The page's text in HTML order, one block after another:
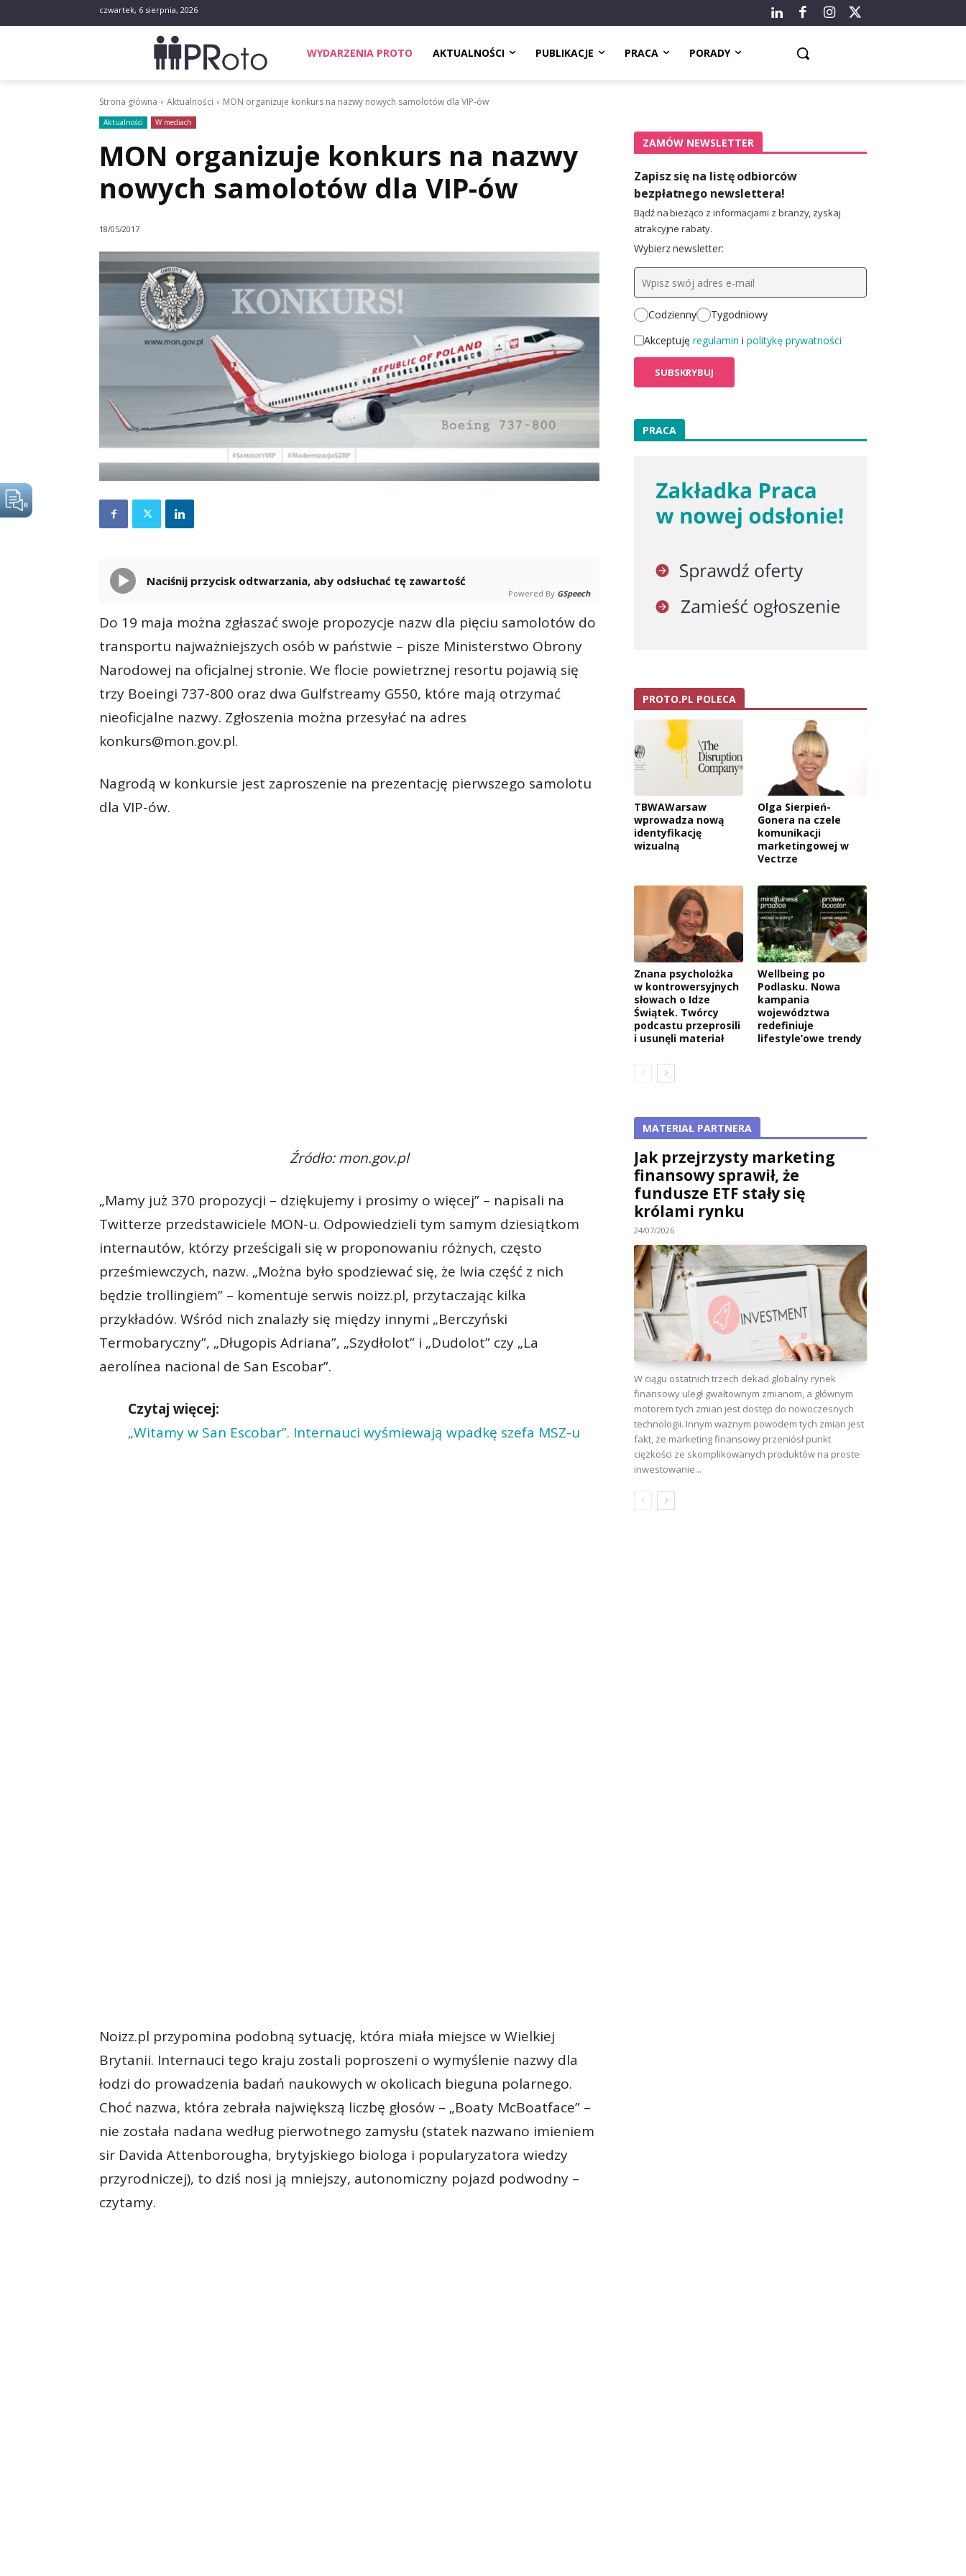
czwartek, 6 sierpnia, 2026
WYDARZENIA PROTO AKTUALNOŚCI PUBLIKACJE PRACA PORADY
Strona główna Aktualności MON organizuje konkurs na nazwy nowych samolotów dla VIP-ów
Aktualności W mediach
MON organizuje konkurs na nazwy
nowych samolotów dla VIP-ów
18/05/2017
Naciśnij przycisk odtwarzania, aby odsłuchać tę zawartość
Powered By GSpeech
Do 19 maja można zgłaszać swoje propozycje nazw dla pięciu samolotów do
transportu najważniejszych osób w państwie – pisze Ministerstwo Obrony
Narodowej na oficjalnej stronie. We flocie powietrznej resortu pojawią się
trzy Boeingi 737-800 oraz dwa Gulfstreamy G550, które mają otrzymać
nieoficjalne nazwy. Zgłoszenia można przesyłać na adres
konkurs@mon.gov.pl.
Nagrodą w konkursie jest zaproszenie na prezentację pierwszego samolotu
dla VIP-ów.
Źródło: mon.gov.pl
„Mamy już 370 propozycji – dziękujemy i prosimy o więcej” – napisali na
Twitterze przedstawiciele MON-u. Odpowiedzieli tym samym dziesiątkom
internautów, którzy prześcigali się w proponowaniu różnych, często
prześmiewczych, nazw. „Można było spodziewać się, że lwia część z nich
będzie trollingiem” – komentuje serwis noizz.pl, przytaczając kilka
przykładów. Wśród nich znalazły się między innymi „Berczyński
Termobaryczny”, „Długopis Adriana”, „Szydłolot” i „Dudolot” czy „La
aerolínea nacional de San Escobar”.
Czytaj więcej:
„Witamy w San Escobar”. Internauci wyśmiewają wpadkę szefa MSZ-u
Noizz.pl przypomina podobną sytuację, która miała miejsce w Wielkiej
Brytanii. Internauci tego kraju zostali poproszeni o wymyślenie nazwy dla
łodzi do prowadzenia badań naukowych w okolicach bieguna polarnego.
Choć nazwa, która zebrała największą liczbę głosów – „Boaty McBoatface” –
nie została nadana według pierwotnego zamysłu (statek nazwano imieniem
sir Davida Attenborougha, brytyjskiego biologa i popularyzatora wiedzy
przyrodniczej), to dziś nosi ją mniejszy, autonomiczny pojazd podwodny –
czytamy.
ZAMÓW NEWSLETTER
Zapisz się na listę odbiorców
bezpłatnego newslettera!
Bądź na bieżąco z informacjami z branży, zyskaj
atrakcyjne rabaty.
Wybierz newsletter:
Codzienny
Tygodniowy
Akceptuję regulamin i politykę prywatności
PRACA
PROTO.PL POLECA
TBWAWarsaw
wprowadza nową
identyfikację
wizualną
Olga Sierpień-
Gonera na czele
komunikacji
marketingowej w
Vectrze
Znana psycholożka
w kontrowersyjnych
słowach o Idze
Świątek. Twórcy
podcastu przeprosili
i usunęli materiał
Wellbeing po
Podlasku. Nowa
kampania
województwa
redefiniuje
lifestyle’owe trendy
MATERIAŁ PARTNERA
Jak przejrzysty marketing
finansowy sprawił, że
fundusze ETF stały się
królami rynku
24/07/2026
W ciągu ostatnich trzech dekad globalny rynek
finansowy uległ gwałtownym zmianom, a głównym
motorem tych zmian jest dostęp do nowoczesnych
technologii. Innym ważnym powodem tych zmian jest
fakt, że marketing finansowy przeniósł punkt
ciężkości ze skomplikowanych produktów na proste
inwestowanie...